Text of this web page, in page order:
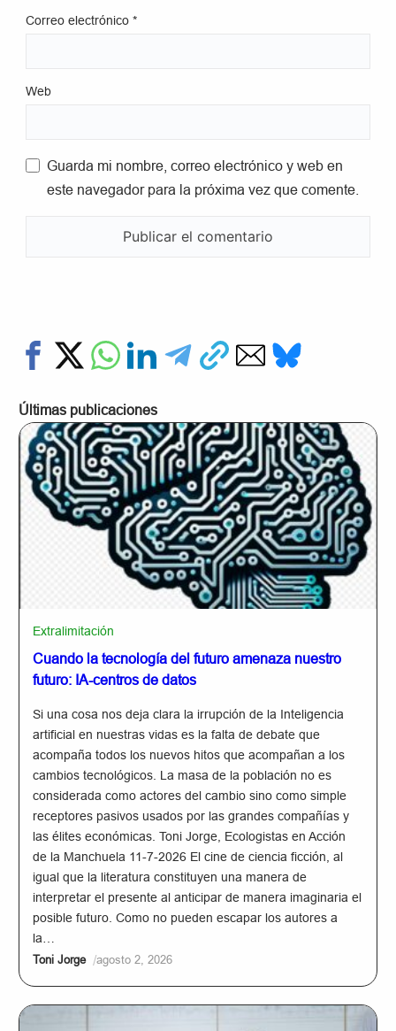
Correo electrónico*
Web
Guarda mi nombre, correo electrónico y web en
este navegador para la próxima vez que comente.
Últimas publicaciones
Extralimitación
Cuando la tecnología del futuro amenaza nuestro
futuro: IA-centros de datos
Si una cosa nos deja clara la irrupción de la Inteligencia
artificial en nuestras vidas es la falta de debate que
acompaña todos los nuevos hitos que acompañan a los
cambios tecnológicos. La masa de la población no es
considerada como actores del cambio sino como simple
receptores pasivos usados por las grandes compañías y
las élites económicas. Toni Jorge, Ecologistas en Acción
de la Manchuela 11-7-2026 El cine de ciencia ficción, al
igual que la literatura constituyen una manera de
interpretar el presente al anticipar de manera imaginaria el
posible futuro. Como no pueden escapar los autores a
la…
Toni Jorge /agosto 2, 2026